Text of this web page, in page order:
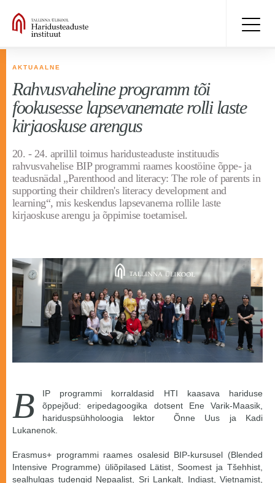
AKTUAALNE
Rahvusvaheline programm tõi
fookusesse lapsevanemate rolli laste
kirjaoskuse arengus
20. - 24. aprillil toimus haridusteaduste instituudis
rahvusvahelise BIP programmi raames koostöine õppe- ja
teadusnädal „Parenthood and literacy: The role of parents in
supporting their children's literacy development and
learning“, mis keskendus lapsevanema rollile laste
kirjaoskuse arengu ja õppimise toetamisel.
B
IP programmi korraldasid HTI kaasava hariduse
õppejõud: eripedagoogika dotsent Ene Varik-Maasik,
hariduspsühholoogia lektor Õnne Uus ja Kadi
Lukanenok.
Erasmus+ programmi raames osalesid BIP-kursusel (Blended
Intensive Programme) üliõpilased Lätist, Soomest ja Tšehhist,
sealhulgas tudengid Nepaalist, Sri Lankalt, Indiast, Vietnamist,